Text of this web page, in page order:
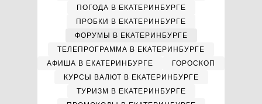
ПОГОДА В ЕКАТЕРИНБУРГЕ
ПРОБКИ В ЕКАТЕРИНБУРГЕ
ФОРУМЫ В ЕКАТЕРИНБУРГЕ
ТЕЛЕПРОГРАММА В ЕКАТЕРИНБУРГЕ
АФИША В ЕКАТЕРИНБУРГЕ
ГОРОСКОП
КУРСЫ ВАЛЮТ В ЕКАТЕРИНБУРГЕ
ТУРИЗМ В ЕКАТЕРИНБУРГЕ